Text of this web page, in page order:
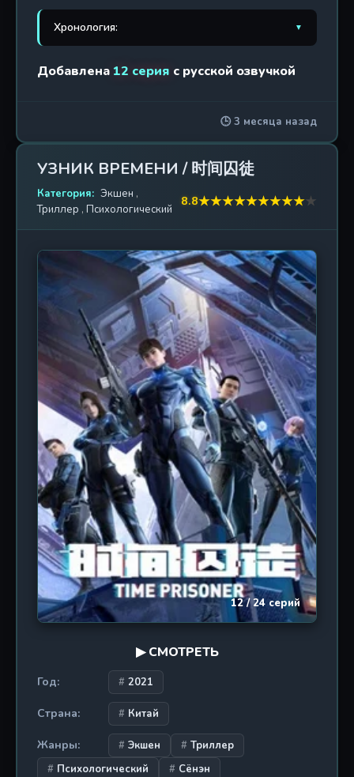
необъяснимых событий, вынужден снова
столкнуться с загадочной петлей, которая
будущим. Теперь, когда тайны становятся все
своей заточенности во временном потоке. Сюжет
наполнен динамичными сражениями, научно-
фантастическими элементами и
сверхъестественными способностями, которые
заставляют персонажей пересмотреть свои
моральные принципы и цели. Мир сериала — это
мрачная, но завораживающая смесь технологий и
необратимым последствиям. Зритель
погружается в атмосферу постоянного
напряжения и неопределенности, ведь каждый
новый эпизод раскрывает слои сложной интриги,
связанной с манипуляцией временем. Персонажи,
наделенные уникальными суперсилами,
сталкиваются не только с внешними угрозами, но
и с внутренними демонами, что добавляет
психологической глубины повествованию.
Визуальный стиль сезона отличается более
проработанной анимацией и детализированными
фонами, подчеркивающими мрачную эстетику
мира. Несмотря на обилие экшена, сериал не
забывает о драматических моментах,
заставляющих сопереживать героям. «Узник
времени 2» — это история о поиске выхода из
замкнутого круга, о цене свободы и о том, что
даже в бесконечном времени можно найти искру
надежды. Второй сезон обещает быть еще
насыщеннее и непредсказуемее, раскрывая
новые грани вселенной, где время — главный
Хронология: ▼
1. Узник времени
Добавлена 12 серия с русской озвучкой
🕒 3 месяца назад
УЗНИК ВРЕМЕНИ / 时间囚徒
Категория: Экшен ,
Триллер , Психологический
8.8★★★★★★★★★★
12 / 24 серий
▶ СМОТРЕТЬ
Год: 2021
Страна: Китай
Жанры: Экшен
Триллер
Психологический
Сёнэн